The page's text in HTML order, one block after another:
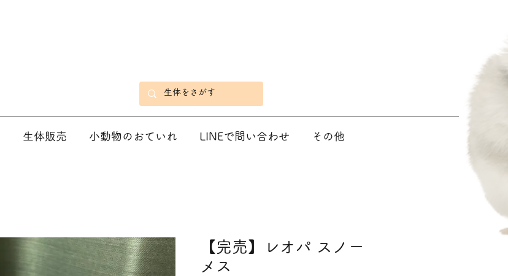
生体販売 小動物のおていれ LINEで問い合わせ その他
【完売】レオパ スノー
メス